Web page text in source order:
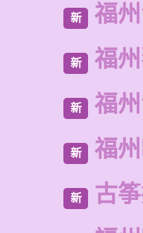
新 福
新 福
新 福
新 福
新 古